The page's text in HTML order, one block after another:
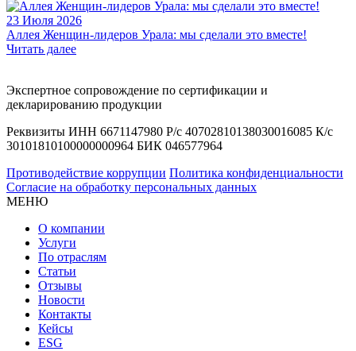
23 Июля 2026
Аллея Женщин-лидеров Урала: мы сделали это вместе!
Читать далее
Экспертное сопровождение по сертификации и
декларированию продукции
Реквизиты ИНН 6671147980 Р/с 40702810138030016085 К/с
30101810100000000964 БИК 046577964
Противодействие коррупции Политика конфиденциальности
Согласие на обработку персональных данных
МЕНЮ
О компании
Услуги
По отраслям
Статьи
Отзывы
Новости
Контакты
Кейсы
ESG